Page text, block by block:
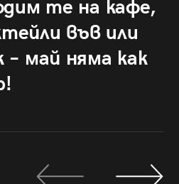
те на кафе,
във или
– май няма как